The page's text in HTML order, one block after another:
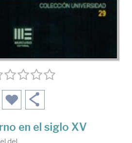
en el siglo XV